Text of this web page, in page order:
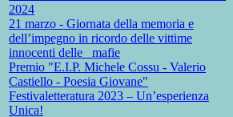
2024
21 marzo - Giornata della memoria e
dell’impegno in ricordo delle vittime
innocenti delle mafie
Premio "E.I.P. Michele Cossu - Valerio
Castiello - Poesia Giovane"
Festivaletteratura 2023 – Un’esperienza
Unica!